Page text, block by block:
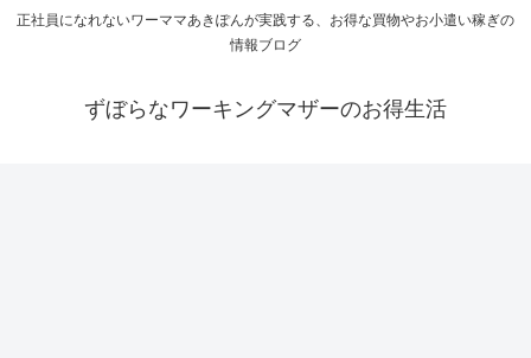
正社員になれないワーママあきぽんが実践する、お得な買物やお小遣い稼ぎの
情報ブログ
ずぼらなワーキングマザーのお得生活